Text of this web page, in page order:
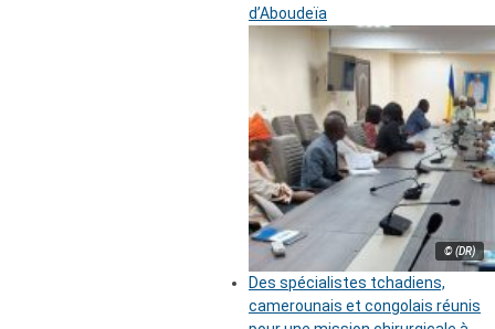
d’Aboudeïa
© (DR)
Des spécialistes tchadiens,
camerounais et congolais réunis